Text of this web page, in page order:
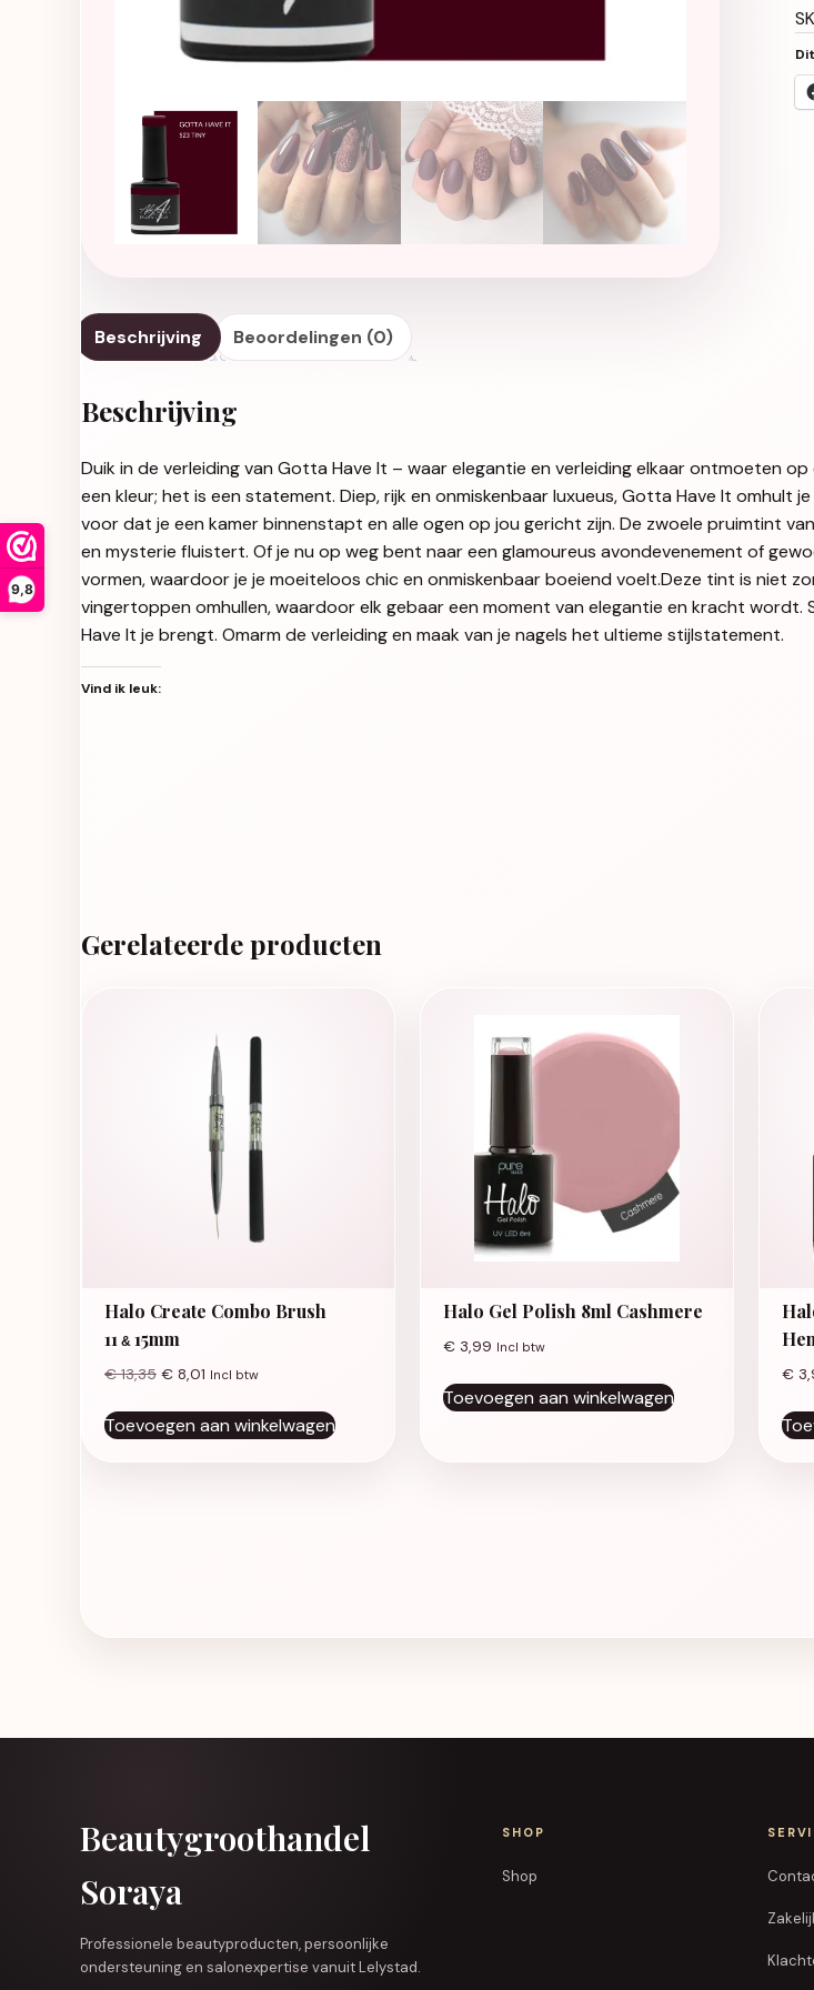
9,8
Beschrijving Beoordelingen (0)
Beschrijving
Duik in de verleiding van Gotta Have It – waar elegantie en verleiding elkaar ontmoeten
een kleur; het is een statement. Diep, rijk en onmiskenbaar luxueus, Gotta Have It omhult
voor dat je een kamer binnenstapt en alle ogen op jou gericht zijn. De zwoele pruimtint
en mysterie fluistert. Of je nu op weg bent naar een glamoureus avondevenement of
vormen, waardoor je je moeiteloos chic en onmiskenbaar boeiend voelt.Deze tint is niet
vingertoppen omhullen, waardoor elk gebaar een moment van elegantie en kracht
Have It je brengt. Omarm de verleiding en maak van je nagels het ultieme stijlstatement.
Vind ik leuk:
Gerelateerde producten
Halo Create Combo Brush
11 & 15mm
€13,35 € 8,01 Incl btw
Toevoegen aan winkelwagen
Halo Gel Polish 8ml Cashmere
€ 3,99 Incl btw
Toevoegen aan winkelwagen
€
Beautygroothandel
Soraya
Professionele beautyproducten, persoonlijke
ondersteuning en salonexpertise vanuit Lelystad.
SHOP
Shop